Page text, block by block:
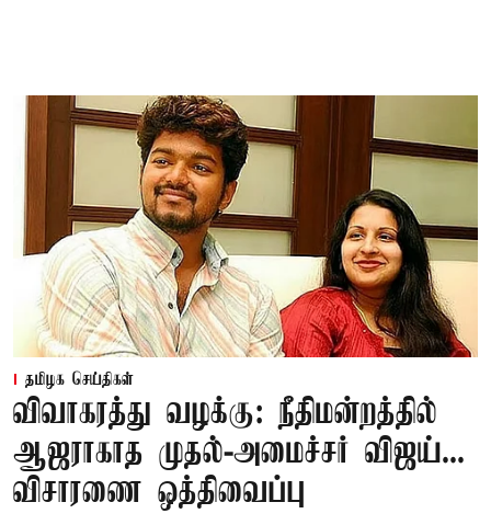
தமிழக செய்திகள்
விவாகரத்து வழக்கு: நீதிமன்றத்தில்
ஆஜராகாத முதல்-அமைச்சர் விஜய்...
விசாரணை ஒத்திவைப்பு